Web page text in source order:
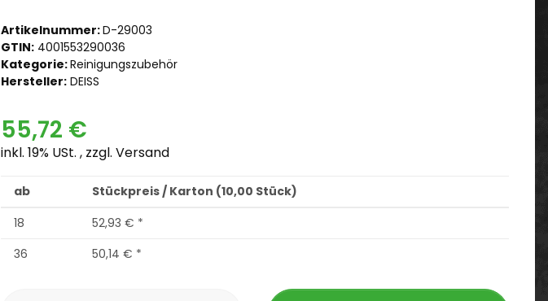
Artikelnummer:D-29003
GTIN: 4001553290036
Kategorie:Reinigungszubehör
Hersteller: DEISS
55,72 €
inkl. 19% USt. , zzgl. Versand
ab
Stückpreis / Karton (10,00 Stück)
18
52,93 € *
36
50,14 € *